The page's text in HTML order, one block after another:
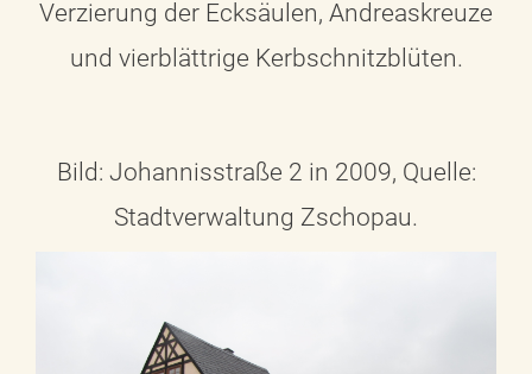
Verzierung der Ecksäulen, Andreaskreuze
und vierblättrige Kerbschnitzblüten.
Bild: Johannisstraße 2 in 2009, Quelle:
Stadtverwaltung Zschopau.